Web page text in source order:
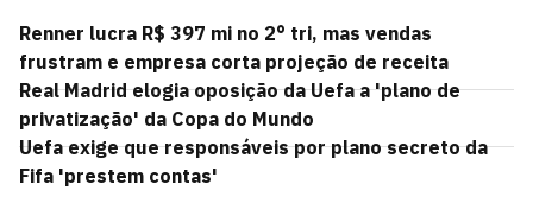
Renner lucra R$ 397 mi no 2° tri, mas vendas
frustram e empresa corta projeção de receita
Real Madrid elogia oposição da Uefa a 'plano de
privatização' da Copa do Mundo
Uefa exige que responsáveis por plano secreto da
Fifa 'prestem contas'